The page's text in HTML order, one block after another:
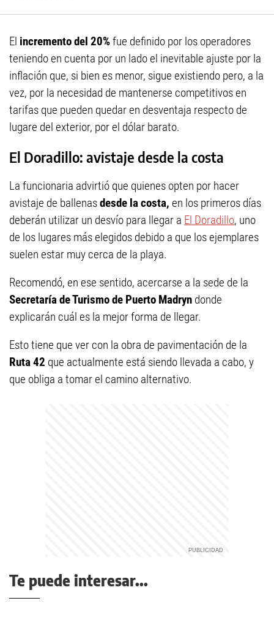
El incremento del 20%fue definido por los operadores
teniendo en cuenta por un lado el inevitable ajuste por la
inflación que, si bien es menor, sigue existiendo pero, a la
vez, por la necesidad de mantenerse competitivos en
tarifas que pueden quedar en desventaja respecto de
lugare del exterior, por el dólar barato.
El Doradillo: avistaje desde la costa
La funcionaria advirtió que quienes opten por hacer
avistaje de ballenasdesde la costa, en los primeros días
deberán utilizar un desvío para llegar a El Doradillo, uno
de los lugares más elegidos debido a que los ejemplares
suelen estar muy cerca de la playa.
Recomendó, en ese sentido, acercarse a la sede de la
Secretaría de Turismo de Puerto Madryn donde
explicarán cuál es la mejor forma de llegar.
Esto tiene que ver con la obra de pavimentación de la
Ruta 42 que actualmente está siendo llevada a cabo, y
que obliga a tomar el camino alternativo.
Te puede interesar...